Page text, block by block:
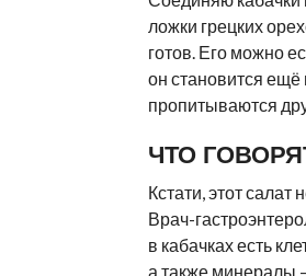
ложки грецких
готов. Его можно
он становится ещё
пропитываются
ЧТО
Кстати, этот салат
Врач-
в кабачках есть
а также минералы